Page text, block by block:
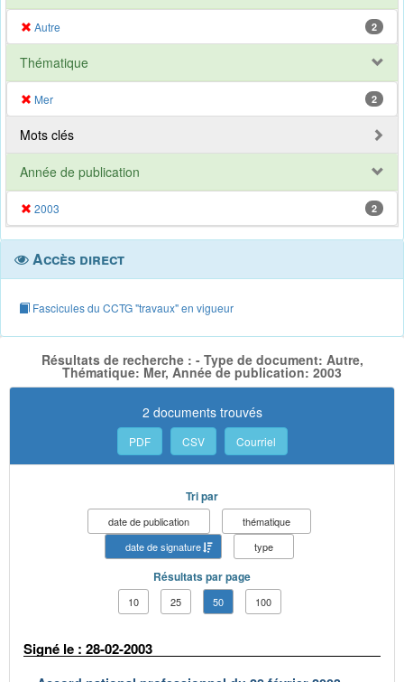
Autre 2
Thématique
Mer 2
Mots clés
Année de publication
2003 2
Accès direct
Fascicules du CCTG "travaux" en vigueur
Résultats de recherche : - Type de document: Autre,
Thématique: Mer, Année de publication: 2003
2 documents trouvés
PDF CSV Courriel
Tri par
date de publication
thématique
date de signature
type
Résultats par page
10 25 50 100
Signé le : 28-02-2003